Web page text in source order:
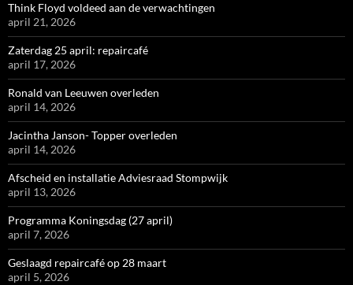
Think Floyd voldeed aan de verwachtingen
april 21, 2026
Zaterdag 25 april: repaircafé
april 17, 2026
Ronald van Leeuwen overleden
april 14, 2026
Jacintha Janson- Topper overleden
april 14, 2026
Afscheid en installatie Adviesraad Stompwijk
april 13, 2026
Programma Koningsdag (27 april)
april 7, 2026
Geslaagd repaircafé op 28 maart
april 5, 2026